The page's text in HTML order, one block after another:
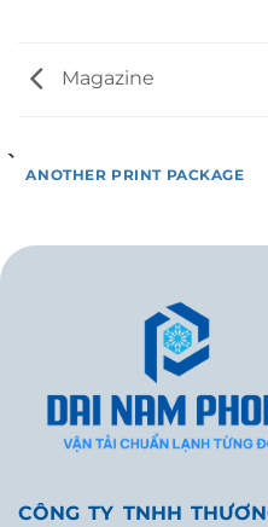
Magazine
ANOTHER PRINT PACKAGE
CÔNG TY TNHH